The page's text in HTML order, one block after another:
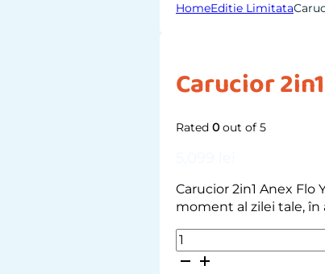
HomeEditie Limitata
Carucior
Rated 0 out of 5
Carucior 2in1 Anex Flo
moment al zilei tale,
Carucior
2in1